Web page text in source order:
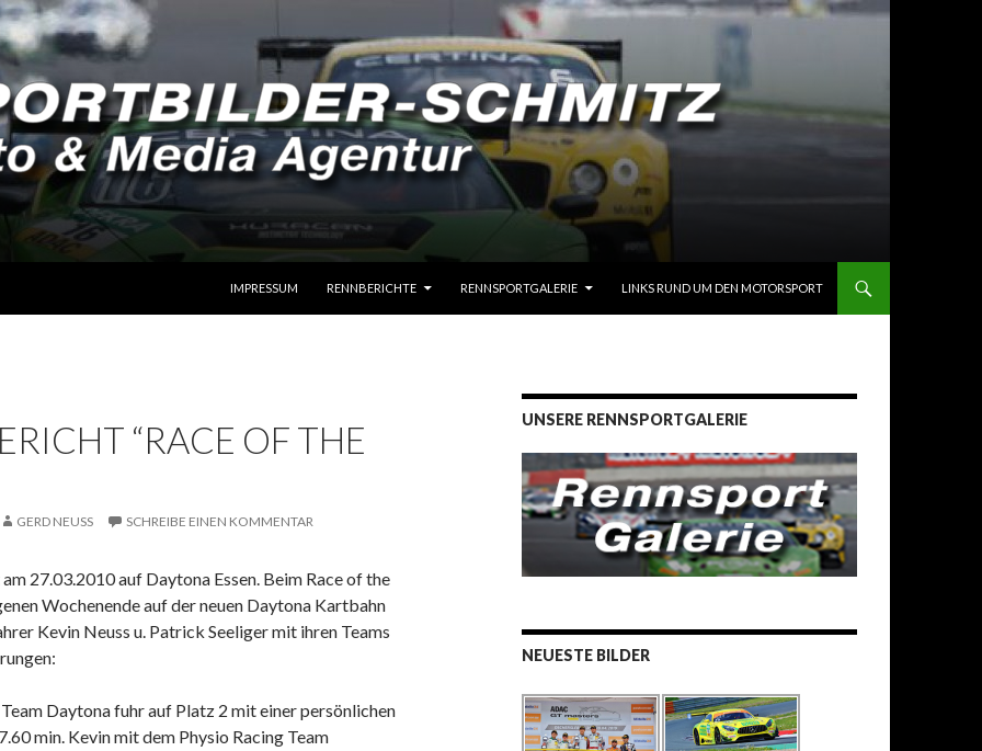
IMPRESSUM
RENNBERICHTE RENNSPORTGALERIE LINKS RUND UM DEN MOTORSPORT
“RACE OF THE
GERD NEUSS SCHREIBE EINEN KOMMENTAR
27.03.2010 auf Daytona Essen. Beim Race of the
Wochenende auf der neuen Daytona Kartbahn
Kevin Neuss u. Patrick Seeliger mit ihren Teams
Daytona fuhr auf Platz 2 mit einer persönlichen
min. Kevin mit dem Physio Racing Team
UNSERE RENNSPORTGALERIE
NEUESTE BILDER